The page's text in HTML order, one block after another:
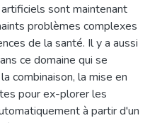
sont maintenant
problèmes complexes
de la santé. Il y a aussi
ce domaine qui se
combinaison, la mise en
pour ex-plorer les
à partir d'un